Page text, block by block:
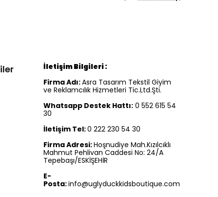
İletişim Bilgileri :
Firma Adı:Asra Tasarım Tekstil Giyim
ve Reklamcılık Hizmetleri Tic.Ltd.Şti.
Whatsapp Destek Hattı: 0 552 615 54
30
İletişim Tel:0 222 230 54 30
Firma Adresi:Hoşnudiye Mah.Kızılcıklı
Mahmut Pehlivan Caddesi No: 24/A
Tepebaşı/ESKİŞEHİR
E-
Posta:info@uglyduckkidsboutique.com